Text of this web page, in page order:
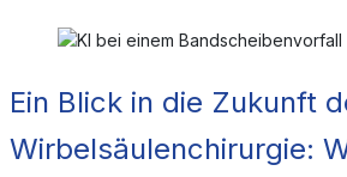
Ein Blick in die Zukunft
Wirbelsäulenchirurgie: